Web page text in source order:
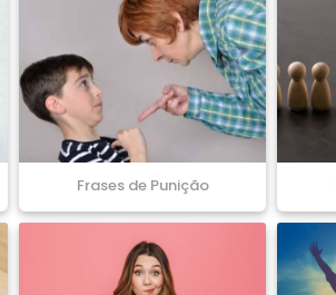
Frases de Punição